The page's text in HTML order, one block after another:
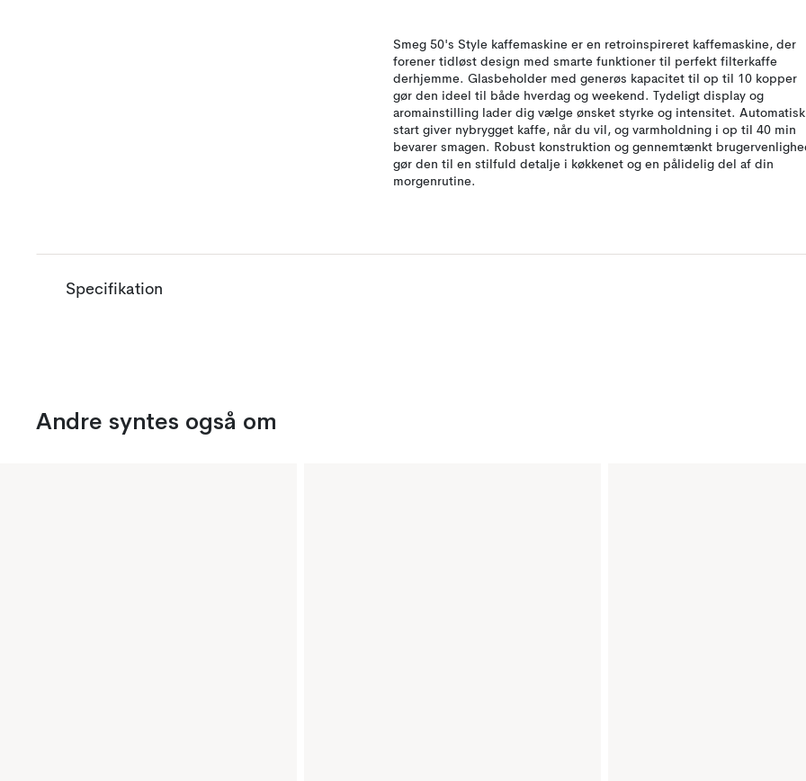
Smeg 50's Style kaffemaskine er en retroinspireret kaffemaskine, der
forener tidløst design med smarte funktioner til perfekt filterkaffe
derhjemme. Glasbeholder med generøs kapacitet til op til 10 kopper
gør den ideel til både hverdag og weekend. Tydeligt display og
aromainstilling lader dig vælge ønsket styrke og intensitet. Automatisk
start giver nybrygget kaffe, når du vil, og varmholdning i op til 40 min
bevarer smagen. Robust konstruktion og gennemtænkt
gør den til en stilfuld detalje i køkkenet og en pålidelig del af din
morgenrutine.
Specifikation
Andre syntes også om